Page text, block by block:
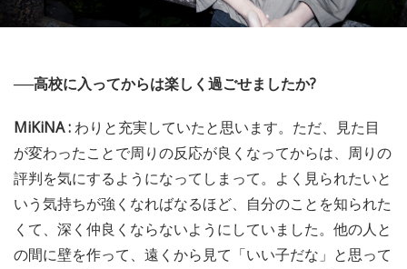
──高校に入ってからは楽しく過ごせましたか?
MiKiNA :わりと充実していたと思います。ただ、見た目
が変わったことで周りの反応が良くなってからは、周りの
評判を気にするようになってしまって。よく見られたいと
いう気持ちが強くなればなるほど、自分のことを知られた
くて、深く仲良くならないようにしていました。他の人と
の間に壁を作って、遠くから見て「いい子だな」と思って